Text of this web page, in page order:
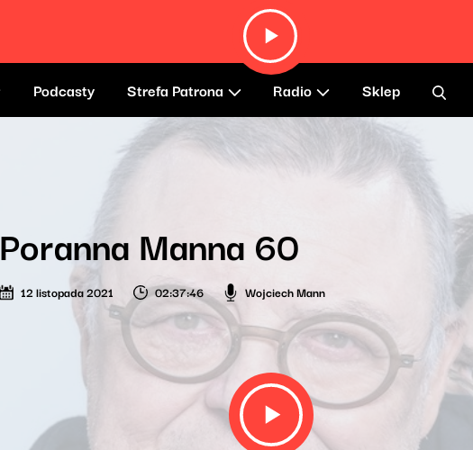
Podcasty Strefa Patrona Radio Sklep
Poranna Manna 60
12 listopada 2021 02:37:46 Wojciech Mann